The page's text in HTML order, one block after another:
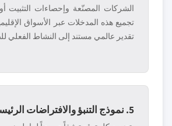
الشركات المصنّعة وإحصاءات التثبيت
تجميع هذه المدخلات عبر الأسواق
تقدير عالمي مستند إلى النشاط الفعلي
5. نموذج التنبؤ والافتراضات الرئيسية